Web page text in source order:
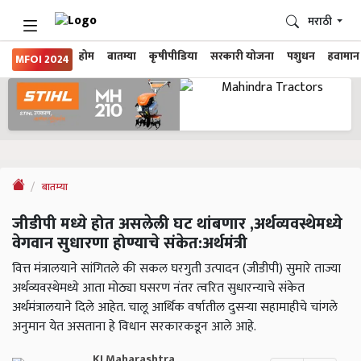
MFOI 2024 होम बातम्या कृषीपीडिया सरकारी योजना पशुधन हवामान
मराठी
बातम्या
जीडीपी मध्ये होत असलेली घट थांबणार ,अर्थव्यवस्थेमध्ये
वेगवान सुधारणा होण्याचे संकेत:अर्थमंत्री
वित्त मंत्रालयाने सांगितले की सकल घरगुती उत्पादन (जीडीपी) सुमारे ताज्या
अर्थव्यवस्थेमध्ये आता मोठ्या घसरण नंतर त्वरित सुधारन्याचे संकेत
अर्थमंत्रालयाने दिले आहेत. चालू आर्थिक वर्षातील दुसऱ्या सहामाहीचे चांगले
अनुमान येत असताना हे विधान सरकारकडून आले आहे.